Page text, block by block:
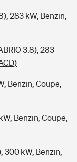
283 kW, Benzin,
3.8), 283
Benzin, Coupe,
Benzin, Coupe,
300 kW, Benzin,